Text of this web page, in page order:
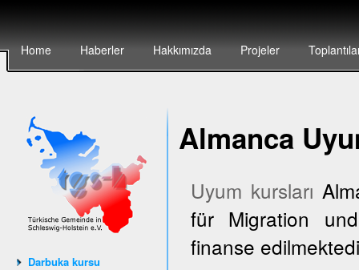
Home Haberler Hakkımızda Projeler
Darbuka kursu
Almanca
Uyum kursları
für Migration
finanse